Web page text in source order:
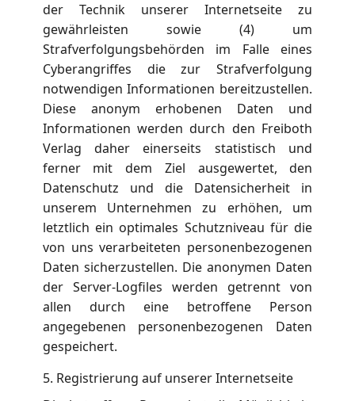
der Technik unserer Internetseite zu
gewährleisten sowie (4) um
Strafverfolgungsbehörden im Falle eines
Cyberangriffes die zur Strafverfolgung
notwendigen Informationen bereitzustellen.
Diese anonym erhobenen Daten und
Informationen werden durch den Freiboth
Verlag daher einerseits statistisch und
ferner mit dem Ziel ausgewertet, den
Datenschutz und die Datensicherheit in
unserem Unternehmen zu erhöhen, um
letztlich ein optimales Schutzniveau für die
von uns verarbeiteten personenbezogenen
Daten sicherzustellen. Die anonymen Daten
der Server-Logfiles werden getrennt von
allen durch eine betroffene Person
angegebenen personenbezogenen Daten
gespeichert.
5. Registrierung auf unserer Internetseite